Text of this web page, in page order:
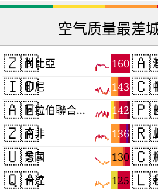
空气质量最差
🇿🇲 160
尚比亞
🇮🇩 143
印尼
🇦🇪 142
阿拉伯聯合大公國
🇿🇦 136
南非
🇺🇸 130
美國
🇶🇦 125
卡達